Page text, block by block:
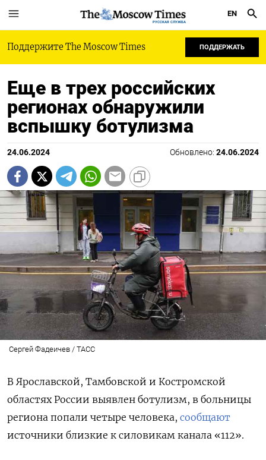
РУССКАЯ СЛУЖБА
EN
Поддержите The Moscow Times ПОДДЕРЖАТЬ
Еще в трех российских
регионах обнаружили
вспышку ботулизма
24.06.2024 Обновлено: 24.06.2024
Сергей Фадеичев / ТАСС
В Ярославской, Тамбовской и Костромской
областях России выявлен ботулизм, в больницы
региона попали четыре человека, сообщают
источники близкие к силовикам канала «112».